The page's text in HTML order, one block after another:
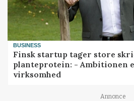
BUSINESS
Finsk startup tager store
planteprotein: - Ambitionen
virksomhed
Annonce